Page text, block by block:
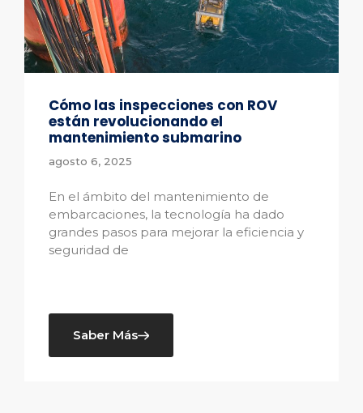
Cómo las inspecciones con ROV
están revolucionando el
mantenimiento submarino
agosto 6, 2025
En el ámbito del mantenimiento de
embarcaciones, la tecnología ha dado
grandes pasos para mejorar la eficiencia y
seguridad de
Saber Más